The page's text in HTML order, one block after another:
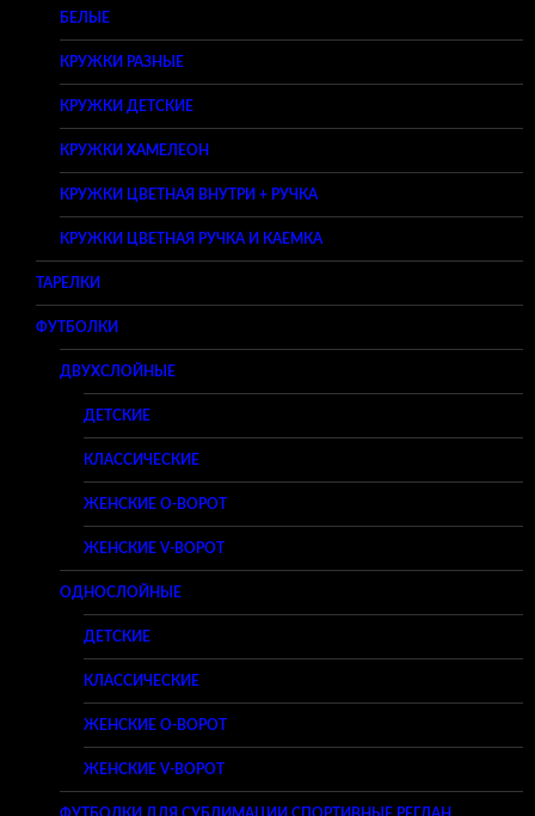
БЕЛЫЕ
КРУЖКИ РАЗНЫЕ
КРУЖКИ ДЕТСКИЕ
КРУЖКИ ХАМЕЛЕОН
КРУЖКИ ЦВЕТНАЯ ВНУТРИ + РУЧКА
КРУЖКИ ЦВЕТНАЯ РУЧКА И КАЕМКА
ТАРЕЛКИ
ФУТБОЛКИ
ДВУХСЛОЙНЫЕ
ДЕТСКИЕ
КЛАССИЧЕСКИЕ
ЖЕНСКИЕ O-ВОРОТ
ЖЕНСКИЕ V-ВОРОТ
ОДНОСЛОЙНЫЕ
ДЕТСКИЕ
КЛАССИЧЕСКИЕ
ЖЕНСКИЕ O-ВОРОТ
ЖЕНСКИЕ V-ВОРОТ